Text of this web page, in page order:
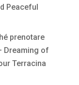
Peaceful
prenotare
Dreaming of
Terracina